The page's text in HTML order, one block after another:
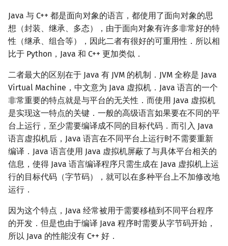
Java 与 C++ 都是面向对象的语言，都使用了面向对象的思
想（封装、继承、多态），由于面向对象有许多非常好的特
性（继承、组合等），因此二者有很好的可重用性．所以相
比于 Python，Java 和 C++ 更加类似．
二者最大的区别在于 Java 有 JVM 的机制．JVM 全称是 Java
Virtual Machine，中文意为 Java 虚拟机．Java 语言的一个
非常重要的特点就是与平台的无关性．而使用 Java 虚拟机
是实现这一特点的关键．一般的高级语言如果要在不同的平
台上运行，至少需要编译成不同的目标代码．而引入 Java
语言虚拟机后，Java 语言在不同平台上运行时不需要重新
编译．Java 语言使用 Java 虚拟机屏蔽了与具体平台相关的
信息，使得 Java 语言编译程序只需生成在 Java 虚拟机上运
行的目标代码（字节码），就可以在多种平台上不加修改地
运行．
因为这个特点，Java 经常被用于需要移植到不同平台程序
的开发．但是也由于编译 Java 程序时需要从字节码开始，
所以 Java 的性能没有 C++ 好．